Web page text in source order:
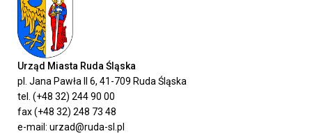
Urząd Miasta Ruda Śląska
pl. Jana Pawła II 6, 41-709 Ruda Śląska
tel. (+48 32) 244 90 00
fax (+48 32) 248 73 48
e-mail: urzad@ruda-sl.pl